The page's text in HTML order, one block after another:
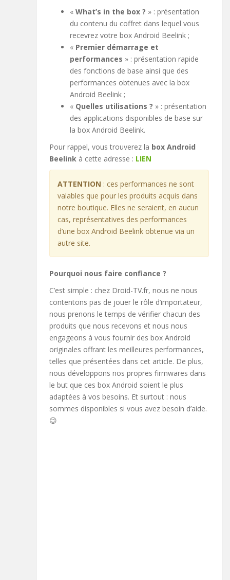
« What’s in the box ? » : présentation
du contenu du coffret dans lequel vous
recevrez votre box Android Beelink ;
« Premier démarrage et
performances » : présentation rapide
des fonctions de base ainsi que des
performances obtenues avec la box
Android Beelink ;
« Quelles utilisations ? » : présentation
des applications disponibles de base sur
la box Android Beelink.
Pour rappel, vous trouverez la box Android
Beelink à cette adresse : LIEN
ATTENTION : ces performances ne sont
valables que pour les produits acquis dans
notre boutique. Elles ne seraient, en aucun
cas, représentatives des performances
d’une box Android Beelink obtenue via un
autre site.
Pourquoi nous faire confiance ?
C’est simple : chez Droid-TV.fr, nous ne nous
contentons pas de jouer le rôle d’importateur,
nous prenons le temps de vérifier chacun des
produits que nous recevons et nous nous
engageons à vous fournir des box Android
originales offrant les meilleures performances,
telles que présentées dans cet article. De plus,
nous développons nos propres firmwares dans
le but que ces box Android soient le plus
adaptées à vos besoins. Et surtout : nous
sommes disponibles si vous avez besoin d’aide.
😉